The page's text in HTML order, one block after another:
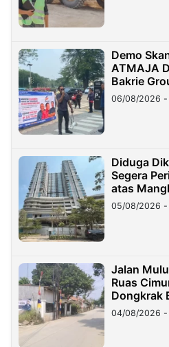
Demo
ATMAJA
Bakrie
06/08/2026 -
Diduga
Segera
atas
05/08/2026 -
Jalan
Ruas
Dongkrak
04/08/2026 -